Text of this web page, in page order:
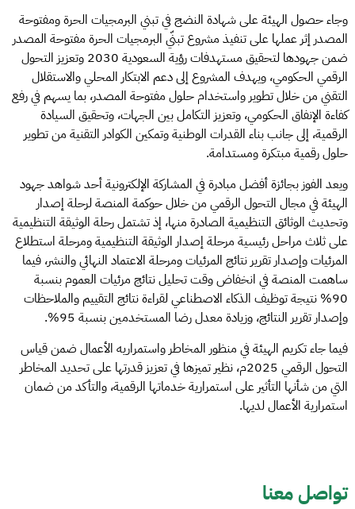
وجاء حصول الهيئة على شهادة النضج في تبني البرمجيات الحرة ومفتوحة
المصدر إثر عملها على تنفيذ مشروع تبنّي البرمجيات الحرة مفتوحة المصدر
ضمن جهودها لتحقيق مستهدفات رؤية السعودية 2030 وتعزيز التحول
الرقمي الحكومي، ويهدف المشروع إلى دعم الابتكار المحلي والاستقلال
التقني من خلال تطوير واستخدام حلول مفتوحة المصدر، بما يسهم في رفع
كفاءة الإنفاق الحكومي، وتعزيز التكامل بين الجهات، وتحقيق السيادة
الرقمية، إلى جانب بناء القدرات الوطنية وتمكين الكوادر التقنية من تطوير
حلول رقمية مبتكرة ومستدامة.
ويعد الفوز بجائزة أفضل مبادرة في المشاركة الإلكترونية أحد شواهد جهود
الهيئة في مجال التحول الرقمي من خلال حوكمة المنصة لرحلة إصدار
وتحديث الوثائق التنظيمية الصادرة منها، إذ تشتمل رحلة الوثيقة التنظيمية
على ثلاث مراحل رئيسية مرحلة إصدار الوثيقة التنظيمية ومرحلة استطلاع
المرئيات وإصدار تقرير نتائج المرئيات ومرحلة الاعتماد النهائي والنشر، فيما
ساهمت المنصة في انخفاض وقت تحليل نتائج مرئيات العموم بنسبة
90% نتيجة توظيف الذكاء الاصطناعي لقراءة نتائج التقييم والملاحظات
وإصدار تقرير النتائج، وزيادة معدل رضا المستخدمين بنسبة 95%.
فيما جاء تكريم الهيئة في منظور المخاطر واستمراريه الأعمال ضمن قياس
التحول الرقمي 2025م، نظير تميزها في تعزيز قدرتها على تحديد المخاطر
التي من شأنها التأثير على استمرارية خدماتها الرقمية، والتأكد من ضمان
استمرارية الأعمال لديها.
تواصل معنا